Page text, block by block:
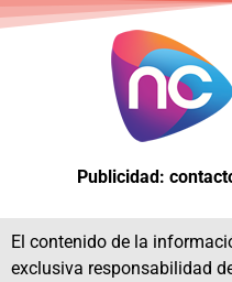
Publicidad:
El contenido de la
exclusiva responsabilidad